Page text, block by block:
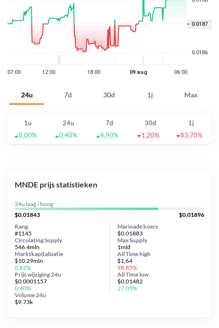
24u 7d 30d 1j Max
1u 24u 7d 30d
1j
0,00%
0,40% 4,90% 1,20% 83,70%
MNDE prijs statistieken
24u laag / hoog
$0,01843
$0,01896
Marinade koers
$0,01883
Circulating Supply
546.4mln
Prijs wijziging 24u
$0,0001157
0,40%
Max Supply
1mld
Marktkapitalisatie
$10.29mln
0,62%
Volume 24u
$9.73k
Rang
#1145
All Timehigh
$1,64
98,85%
All Time low
$0,01482
27,05%